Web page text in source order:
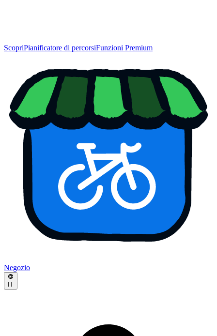
ScopriPianificatore di percorsiFunzioni Premium
Negozio
IT